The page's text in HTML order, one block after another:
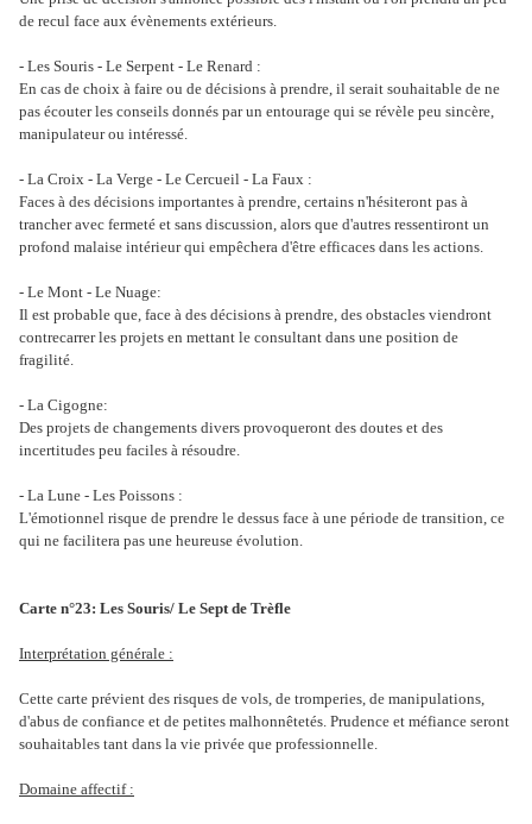
de recul face aux évènements extérieurs.
- Les Souris - Le Serpent - Le Renard :
En cas de choix à faire ou de décisions à prendre, il serait souhaitable de ne
pas écouter les conseils donnés par un entourage qui se révèle peu sincère,
manipulateur ou intéressé.
- La Croix - La Verge - Le Cercueil - La Faux :
Faces à des décisions importantes à prendre, certains n'hésiteront pas à
trancher avec fermeté et sans discussion, alors que d'autres ressentiront un
profond malaise intérieur qui empêchera d'être efficaces dans les actions.
- Le Mont - Le Nuage:
Il est probable que, face à des décisions à prendre, des obstacles viendront
contrecarrer les projets en mettant le consultant dans une position de
fragilité.
- La Cigogne:
Des projets de changements divers provoqueront des doutes et des
incertitudes peu faciles à résoudre.
- La Lune - Les Poissons :
L'émotionnel risque de prendre le dessus face à une période de transition, ce
qui ne facilitera pas une heureuse évolution.
Carte n°23: Les Souris/ Le Sept de Trèfle
Interprétation générale :
Cette carte prévient des risques de vols, de tromperies, de manipulations,
d'abus de confiance et de petites malhonnêtetés. Prudence et méfiance seront
souhaitables tant dans la vie privée que professionnelle.
Domaine affectif :